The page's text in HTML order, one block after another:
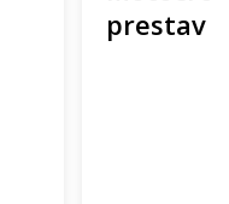
prestav